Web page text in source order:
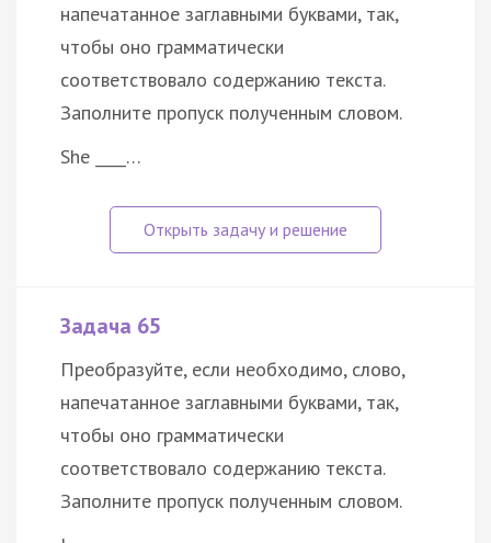
напечатанное заглавными буквами, так,
чтобы оно грамматически
соответствовало содержанию текста.
Заполните пропуск полученным словом.
She ____…
Задача 65
Преобразуйте, если необходимо, слово,
напечатанное заглавными буквами, так,
чтобы оно грамматически
соответствовало содержанию текста.
Заполните пропуск полученным словом.